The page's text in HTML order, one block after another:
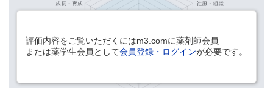
評価内容をご覧いただくにはm3.comに薬剤師会員
または薬学生会員として会員登録・ログインが必要です。